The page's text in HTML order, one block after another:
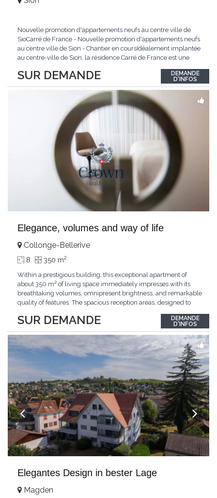
SUR DEMANDE
Nouvelle promotion d'appartements neufs au centre ville de
SioCarré de France - Nouvelle promotion d'appartements neufs
au centre ville de Sion - Chantier en coursIdéalement implantée
au centre-ville de Sion, la résidence Carré de France est une
contemporaine, qualité de vie et emplacement privilégié.Ce
projet d'envergure comprend 38...
DEMANDE
D'INFOS
Elegance, volumes and way of life
SUR DEMANDE
Collonge-Bellerive
8 350 m2
Within a prestigious building, this exceptional apartment of
about 350 m² of living space immediately impresses with its
breathtaking volumes, omnipresent brightness, and remarkable
quality of features. The spacious reception areas, designed to
outdoor spaces bathed in greenery. The bedrooms also have
direct access to the outdoors, offering...
DEMANDE
D'INFOS
Elegantes Design in bester Lage
Magden